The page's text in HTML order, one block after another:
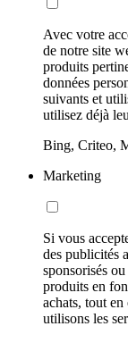
Avec votre
de notre site
produits
données
suivants et
utilisez déjà
Bing, Criteo,
Marketing
Si vous
des publicités
sponsorisés
produits en
achats, tout
utilisons les